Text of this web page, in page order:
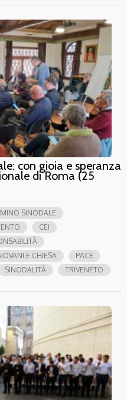
con gioia e speranza
di Roma (25
SINODALE
CEI
E CHIESA
PACE
SINODALITÀ TRIVENETO